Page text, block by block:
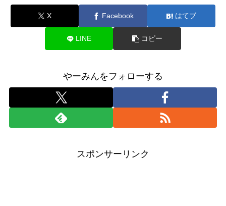
X Facebook はてブ
LINE コピー
やーみんをフォローする
スポンサーリンク